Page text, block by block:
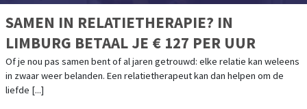
SAMEN IN RELATIETHERAPIE? IN
LIMBURG BETAAL JE € 127 PER UUR
Of je nou pas samen bent of al jaren getrouwd: elke relatie kan weleens
in zwaar weer belanden. Een relatietherapeut kan dan helpen om de
liefde [...]